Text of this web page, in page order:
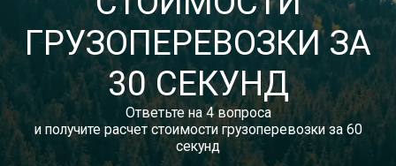
8 (800) 533-86-05
Звонок по России бесплатный
autotransport24@yandex.ru
Отзывы
Статьи
Новости
Документы
ГРУЗОПЕРЕВОЗКИ ЗА
30 СЕКУНД
Ответьте на 4 вопроса
и получите расчет стоимости грузоперевозки за 60
секунд